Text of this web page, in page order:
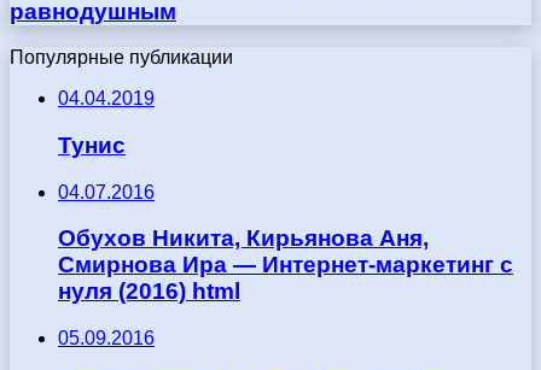
равнодушным
Популярные публикации
04.04.2019
Тунис
04.07.2016
Обухов Никита, Кирьянова Аня,
Смирнова Ира — Интернет-маркетинг с
нуля (2016) html
05.09.2016